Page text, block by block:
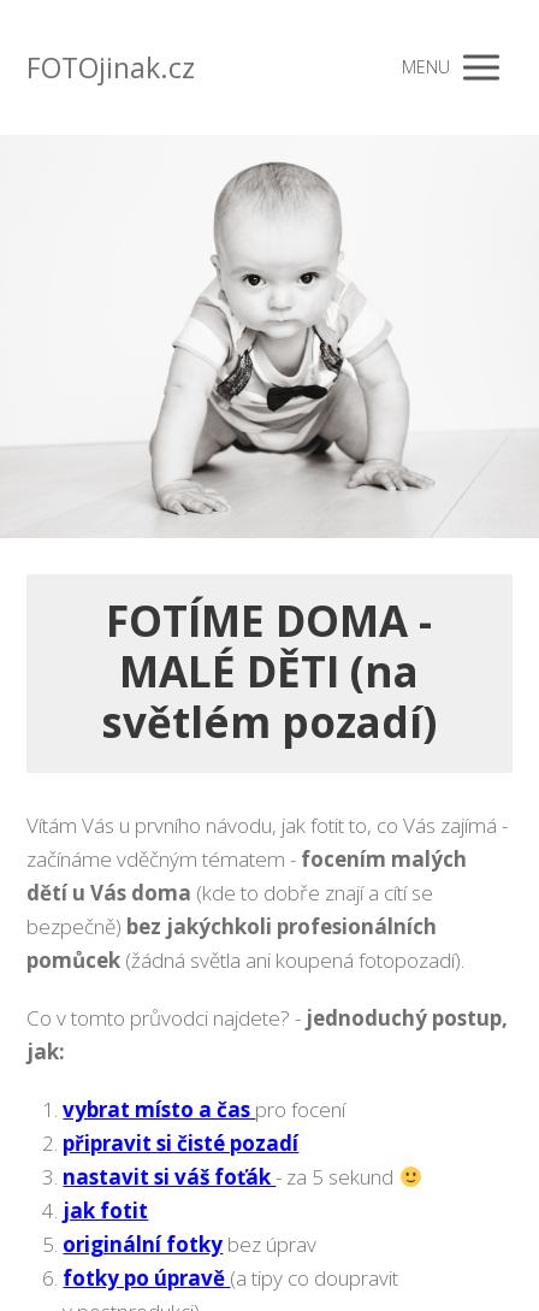
FOTOjinak.cz MENU
FOTÍME DOMA -
MALÉ DĚTI (na
světlém pozadí)
Vítám Vás u prvního návodu, jak fotit to, co Vás zajímá -
začínáme vděčným tématem - focením malých
dětí u Vás doma (kde to dobře znají a cítí se
bezpečně) bez jakýchkoli profesionálních
pomůcek (žádná světla ani koupená fotopozadí).
Co v tomto průvodci najdete? - jednoduchý postup,
jak:
vybrat místo a čas pro focení
připravit si čisté pozadí
nastavit si váš foťák- za 5 sekund
jak fotit
originální fotky bez úprav
fotky po úpravě (a tipy co doupravit